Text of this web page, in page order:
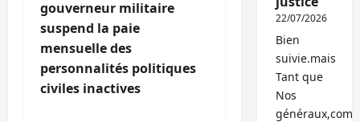
a
t
i
gouverneur militaire
suspend la paie
mensuelle des
personnalités politiques
civiles inactives
22/07/2026
Bien
suivie.mais
Tant que
Nos
généraux,com